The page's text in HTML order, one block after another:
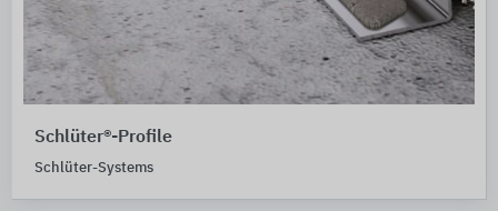
Schlüter®-Profile
Schlüter-Systems